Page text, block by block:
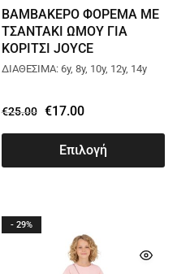
ΒΑΜΒΑΚΕΡΟ ΦΟΡΕΜΑ ΜΕ
ΤΣΑΝΤΑΚΙ ΩΜΟΥ ΓΙΑ
ΚΟΡΙΤΣΙ JOYCE
BUTTERFLY ΡΟΖ 2545622
ΔΙΑΘΕΣΙΜΑ: 6y, 8y, 10y, 12y, 14y
€25.00 €17.00
Επιλογή
- 29%